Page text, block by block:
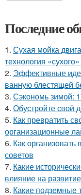
Последние
1. Сухая мойка
технология
2. Эффективные
ванную блестящей
3. Сэкономь зимой:
4. Обустройте свой
5. Как превратить
организационные
6. Как
советов
7. Какие
влияние на
8. Какие подземные